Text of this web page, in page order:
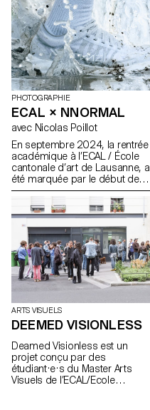
PHOTOGRAPHIE
ECAL × NNORMAL
avec Nicolas Poillot
En septembre 2024, la rentrée
académique à l’ECAL / École
cantonale d’art de Lausanne, a
été marquée par le début de
notre collaboration avec le
fabricant d’équipements de trail
Nnormal. Au même moment,
non loin de notre école, Kilian
Jornet, fondateur de la marque,
a donné à nos équipes le goût
de l’exploit en enchaînant 82
sommets alpins de plus de
4000 mètres, pulvérisant au
passage tous les records.
Dans le trail comme en
photographie, il faut de la
passion, de la discipline et de
du Bachelor Photographie à
l’ECAL ne sont pas tous de
grands sportifs, mais ils sont
animés par le désir de réaliser
ARTS VISUELS
DEEMED VISIONLESS
Deamed Visionless est un
projet conçu par des
étudiant·e·s du Master Arts
Visuels de l’ECAL/Ecole